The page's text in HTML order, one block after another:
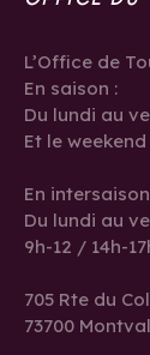
L’Office de
En saison :
Du lundi au
Et le weekend
En
Du lundi au
9h-12 / 14h-
705 Rte du
73700